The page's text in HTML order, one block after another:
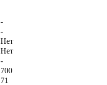
-
-
Нет
Нет
-
700
71